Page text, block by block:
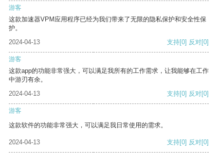
游客
这款加速器VPM应用程序已经为我们带来了无限的隐私保护和安全性保
护。
2024-04-13
支持[0] 反对[0]
游客
这款app的功能非常强大，可以满足我所有的工作需求，让我能够在工作
中游刃有余。
2024-04-13
支持[0] 反对[0]
游客
这款软件的功能非常强大，可以满足我日常使用的需求。
2024-04-13 支持[0] 反对[0]